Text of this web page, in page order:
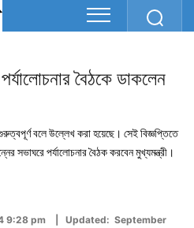
বৈঠকে ডাকলেন
বলে উল্লেখ করা হয়েছে। সেই বিজ্ঞপ্তিতে
সভাঘরে পর্যালোচনার বৈঠক করবেন মুখ্যমন্ত্রী।
9:28 pm | Updated: September